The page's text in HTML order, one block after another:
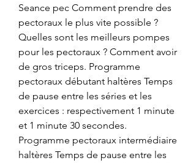
Seance pec Comment prendre des
pectoraux le plus vite possible ?
Quelles sont les meilleurs pompes
pour les pectoraux ? Comment avoir
de gros triceps. Programme
pectoraux débutant haltères Temps
de pause entre les séries et les
exercices : respectivement 1 minute
et 1 minute 30 secondes.
Programme pectoraux intermédiaire
haltères Temps de pause entre les